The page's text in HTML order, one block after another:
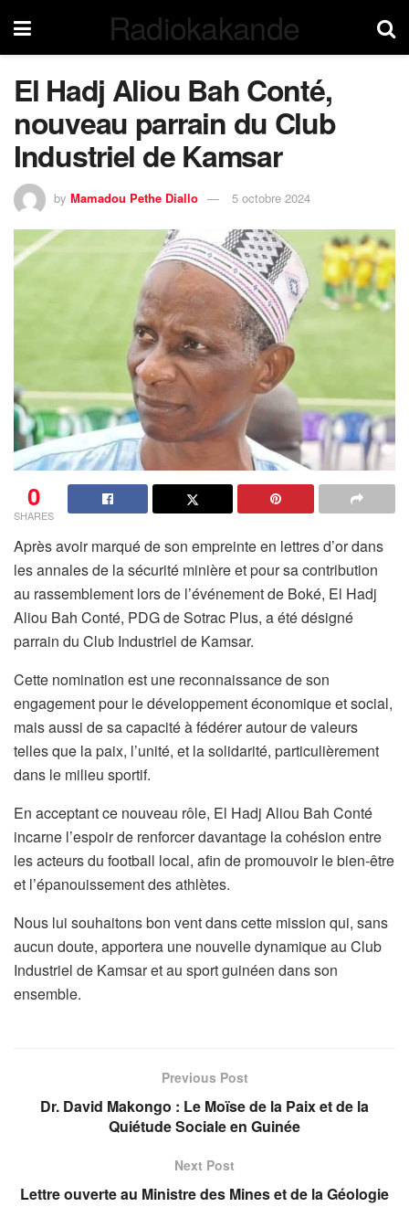
Radiokakande
El Hadj Aliou Bah Conté,
nouveau parrain du Club
Industriel de Kamsar
by Mamadou Pethe Diallo 5 octobre 2024
0
SHARES
Après avoir marqué de son empreinte en lettres d’or dans
les annales de la sécurité minière et pour sa contribution
au rassemblement lors de l’événement de Boké, El Hadj
Aliou Bah Conté, PDG de Sotrac Plus, a été désigné
parrain du Club Industriel de Kamsar.
Cette nomination est une reconnaissance de son
engagement pour le développement économique et social,
mais aussi de sa capacité à fédérer autour de valeurs
telles que la paix, l’unité, et la solidarité, particulièrement
dans le milieu sportif.
En acceptant ce nouveau rôle, El Hadj Aliou Bah Conté
incarne l’espoir de renforcer davantage la cohésion entre
les acteurs du football local, afin de promouvoir le bien-être
et l’épanouissement des athlètes.
Nous lui souhaitons bon vent dans cette mission qui, sans
aucun doute, apportera une nouvelle dynamique au Club
Industriel de Kamsar et au sport guinéen dans son
ensemble.
Previous Post
Dr. David Makongo : Le Moïse de la Paix et de la
Quiétude Sociale en Guinée
Next Post
Lettre ouverte au Ministre des Mines et de la Géologie